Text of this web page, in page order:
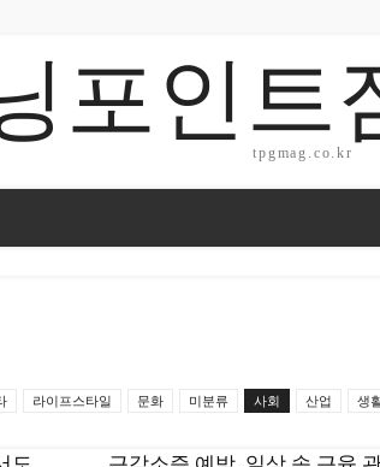
포인트
tpgmag.co.kr
라이프스타일 문화 미분류 사회 산업 생